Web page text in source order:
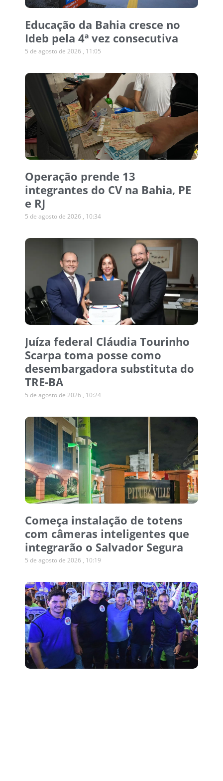
Educação da Bahia cresce no
Ideb pela 4ª vez consecutiva
5 de agosto de 2026 11:05
Operação prende 13
integrantes do CV na Bahia, PE
e RJ
5 de agosto de 2026 10:34
Juíza federal Cláudia Tourinho
Scarpa toma posse como
desembargadora substituta do
TRE-BA
5 de agosto de 2026 10:24
Começa instalação de totens
com câmeras inteligentes que
integrarão o Salvador Segura
5 de agosto de 2026 10:19